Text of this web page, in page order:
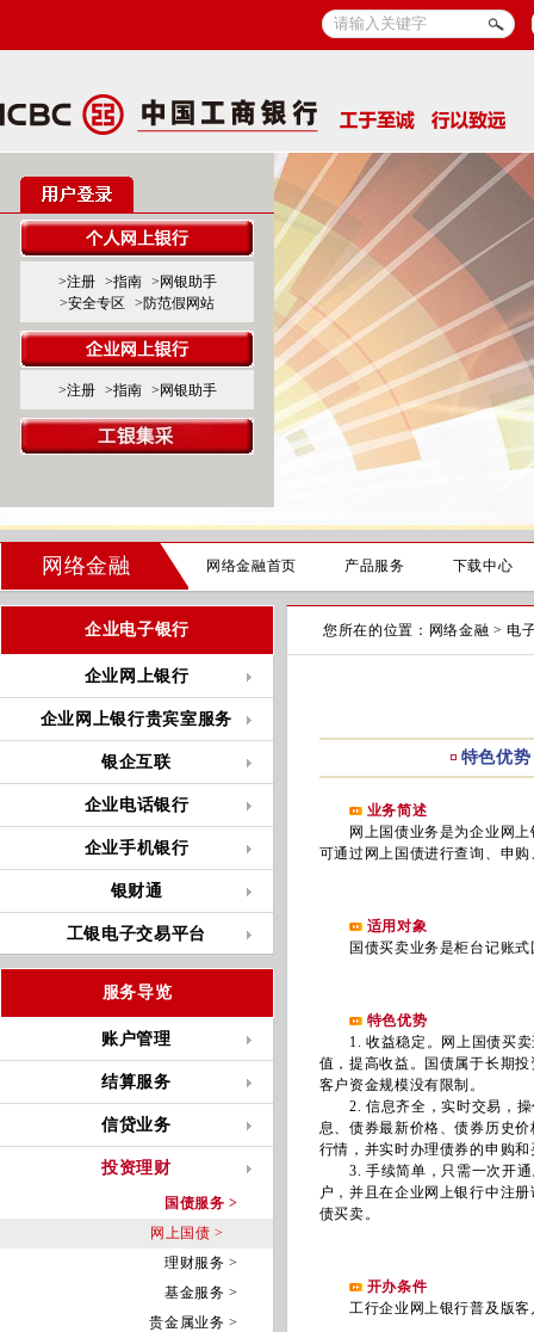
>注册 >指南
>网银助手
>安全专区
>防范假网站
>注册 >指南 >网银助手
网络金融 网络金融首页 产品服务 下载中心
企业电子银行
企业网上银行
企业网上银行贵宾室服务
银企互联
企业电话银行
企业手机银行
银财通
工银电子交易平台
服务导览
账户管理
结算服务
信贷业务
投资理财
国债服务 >
网上国债 >
理财服务 >
基金服务 >
贵金属业务 >
您所在的位置： 网络金融 >电
特色优势
业务简述
网上国债业务是为企业网上
可通过网上国债进行查询、申
适用对象
国债买卖业务是柜台记账式
特色优势
1. 收益稳定。网上国债买卖
值，提高收益。国债属于长期
客户资金规模没有限制。
2. 信息齐全，实时交易，操
息、债券最新价格、债券历史
行情，并实时办理债券的申购
3. 手续简单，只需一次开通
户，并且在企业网上银行中注
债买卖。
开办条件
工行企业网上银行普及版客